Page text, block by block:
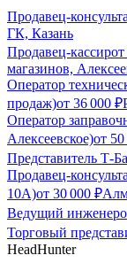
Продавец-
ГК, Казань
Продавец-кассирот
магазинов,
Оператор
продаж)от 36 000 ₽
Оператор
Алексеевское)от
Представитель Т-
Продавец-
10А)от 30 000 ₽
Ведущий инженер
Торговый
HeadHunter